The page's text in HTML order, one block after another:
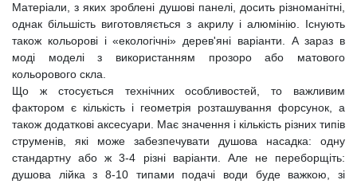
Матеріали, з яких зроблені душові панелі, досить різноманітні,
однак більшість виготовляється з акрилу і алюмінію. Існують
також кольорові і «екологічні» дерев'яні варіанти. А зараз в
моді моделі з використанням прозоро або матового
кольорового скла.
Що ж стосується технічних особливостей, то важливим
фактором є кількість і геометрія розташування форсунок, а
також додаткові аксесуари. Має значення і кількість різних типів
струменів, які може забезпечувати душова насадка: одну
стандартну або ж 3-4 різні варіанти. Але не переборщіть:
душова лійка з 8-10 типами подачі води буде важкою, зі